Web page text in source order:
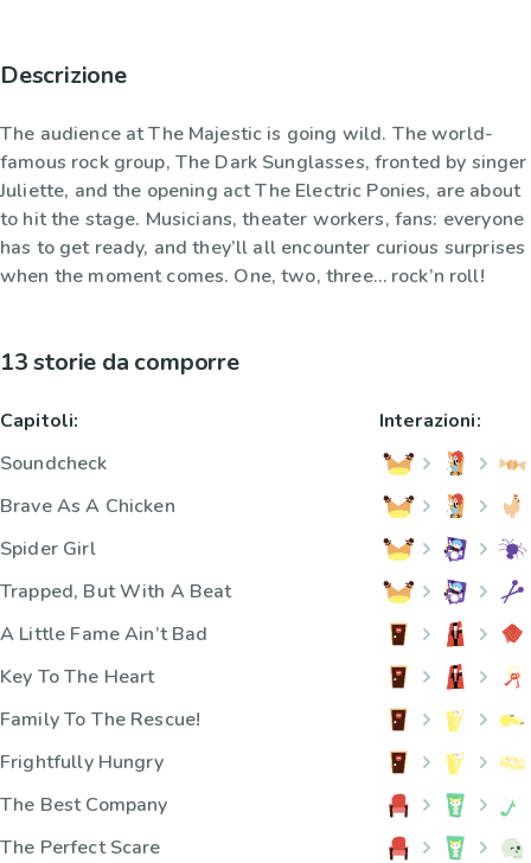
Descrizione
The audience at The Majestic is going wild. The world-
famous rock group, The Dark Sunglasses, fronted by singer
Juliette, and the opening act The Electric Ponies, are about
to hit the stage. Musicians, theater workers, fans: everyone
has to get ready, and they’ll all encounter curious surprises
when the moment comes. One, two, three… rock’n roll!
13 storie da comporre
Capitoli:
Soundcheck
Brave As A Chicken
Spider Girl
Trapped, But With A Beat
A Little Fame Ain’t Bad
Key To The Heart
Family To The Rescue!
Frightfully Hungry
The Best Company
The Perfect Scare
Interazioni: